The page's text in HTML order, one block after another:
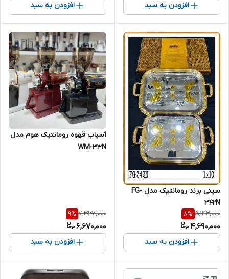
افزودن به سبد افزودن به سبد
سینی برند رومانتیک مدل FG-
342N
5,143,000
8%
4,690,000
افزودن به سبد
آسیاب قهوه رومانتیک هوم مدل
WM-33N
7,367,000
9%
6,670,000
افزودن به سبد